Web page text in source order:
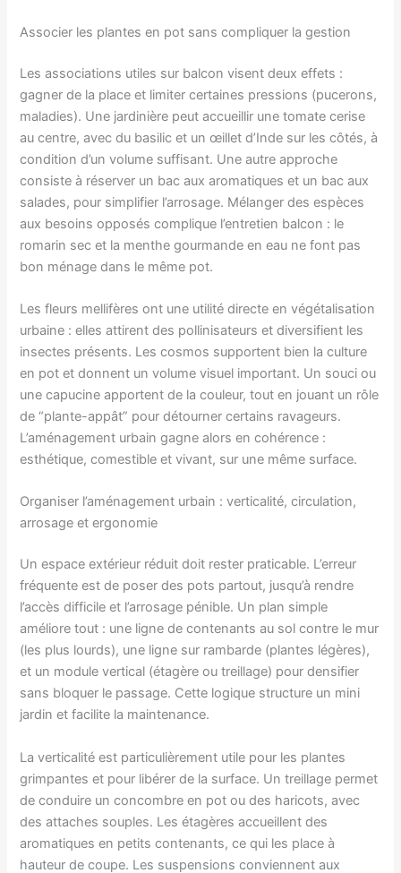
Associer les plantes en pot sans compliquer la gestion
Les associations utiles sur balcon visent deux effets :
gagner de la place et limiter certaines pressions (pucerons,
maladies). Une jardinière peut accueillir une tomate cerise
au centre, avec du basilic et un œillet d’Inde sur les côtés, à
condition d’un volume suffisant. Une autre approche
consiste à réserver un bac aux aromatiques et un bac aux
salades, pour simplifier l’arrosage. Mélanger des espèces
aux besoins opposés complique l’entretien balcon : le
romarin sec et la menthe gourmande en eau ne font pas
bon ménage dans le même pot.
Les fleurs mellifères ont une utilité directe en végétalisation
urbaine : elles attirent des pollinisateurs et diversifient les
insectes présents. Les cosmos supportent bien la culture
en pot et donnent un volume visuel important. Un souci ou
une capucine apportent de la couleur, tout en jouant un rôle
de “plante-appât” pour détourner certains ravageurs.
L’aménagement urbain gagne alors en cohérence :
esthétique, comestible et vivant, sur une même surface.
Organiser l’aménagement urbain : verticalité, circulation,
arrosage et ergonomie
Un espace extérieur réduit doit rester praticable. L’erreur
fréquente est de poser des pots partout, jusqu’à rendre
l’accès difficile et l’arrosage pénible. Un plan simple
améliore tout : une ligne de contenants au sol contre le mur
(les plus lourds), une ligne sur rambarde (plantes légères),
et un module vertical (étagère ou treillage) pour densifier
sans bloquer le passage. Cette logique structure un mini
jardin et facilite la maintenance.
La verticalité est particulièrement utile pour les plantes
grimpantes et pour libérer de la surface. Un treillage permet
de conduire un concombre en pot ou des haricots, avec
des attaches souples. Les étagères accueillent des
aromatiques en petits contenants, ce qui les place à
hauteur de coupe. Les suspensions conviennent aux